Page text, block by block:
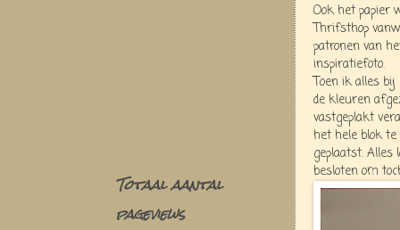
Ook het papier
Thrifsthop
patronen van
inspiratiefoto.
Toen ik alles
de kleuren
vastgeplakt
het hele blok
geplaatst.
besloten om
Totaal aantal
pageviews